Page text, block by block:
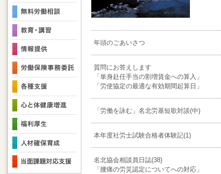
年頭のごあいさつ
質問にお答えします
「単身赴任手当の割増賃金への算入」
「労使協定の最適な有効期間起算日」
「労働を詠む」名北労基短歌対談(中)
本年度社労士試験合格者体験記(1)
名北協会相談員日誌(38)
「腰痛の労災認定についてへの対応」